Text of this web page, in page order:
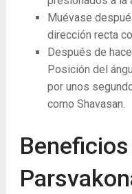
Muévase
dirección recta
Después de
Posición del
por unos
como Shavasan.